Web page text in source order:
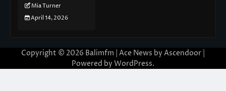
Mia Turner
April 14, 2026
Copyright © 2026 Balimfm | Ace News by Ascendoor
Powered by WordPress.